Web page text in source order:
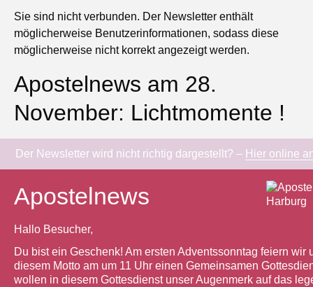
Sie sind nicht verbunden. Der Newsletter enthält
möglicherweise Benutzerinformationen, sodass diese
möglicherweise nicht korrekt angezeigt werden.
Apostelnews am 28.
November: Lichtmomente !
Der Newsletter wird nicht richtig dargestellt? – Hier online
Apostelnews
Hallo Besucher,
Du bist ein Geschenk! Am ersten Adventssonntag feiern wir
diesem Motto am um 11 Uhr einen Gemeinsamen
wollen in diesem Gottesdienst unser Augenmerk auf das